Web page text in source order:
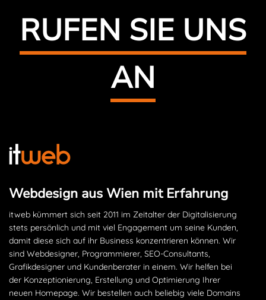
RUFEN SIE UNS
AN
Webdesign aus Wien mit Erfahrung
itweb kümmert sich seit 2011 im Zeitalter der Digitalisierung
stets persönlich und mit viel Engagement um seine Kunden,
damit diese sich auf ihr Business konzentrieren können. Wir
sind Webdesigner, Programmierer, SEO-Consultants,
Grafikdesigner und Kundenberater in einem. Wir helfen bei
der Konzeptionierung, Erstellung und Optimierung Ihrer
neuen Homepage. Wir bestellen auch beliebig viele Domains